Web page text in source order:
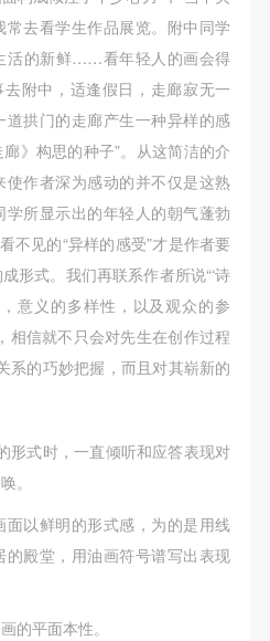
去看学生作品展览。附中同学
活的新鲜……看年轻人的画会得
附中，适逢假日，走廊寂无一
道拱门的走廊产生一种异样的感
》构思的种子”。从这简洁的介
作者深为感动的并不仅是这熟
所显示出的年轻人的朝气蓬勃
不见的“异样的感受”才是作者要
形式。我们再联系作者所说“‘诗
意义的多样性，以及观众的参
相信就不只会对先生在创作过程
系的巧妙把握，而且对其崭新的
形式时，一直倾听和应答表现对
。
面以鲜明的形式感，为的是用线
的殿堂，用油画符号谱写出表现
的平面本性。